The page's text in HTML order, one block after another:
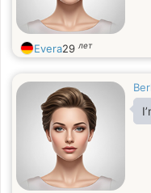
Evera29 лет